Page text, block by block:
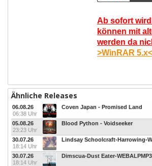
Ab sofort
können mit
werden da
>WinRAR 5.x<
Ähnliche Releases
06.08.26
06:38 Uhr
Coven Japan - Promised Land
05.08.26
23:23 Uhr
Blood Python - Voidseeker
30.07.26
18:14 Uhr
Lindsay Schoolcraft-Harrowing-
30.07.26
18:14 Uhr
Dimscua-Dust Eater-WEBALPMP3